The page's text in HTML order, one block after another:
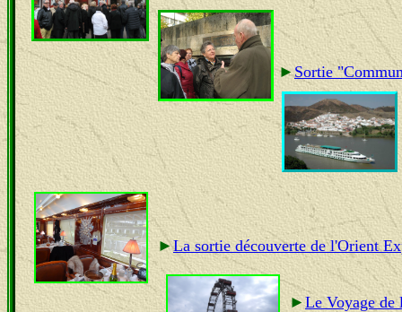
►Sortie
►La sortie découverte de l'Orient
► Le Voyage